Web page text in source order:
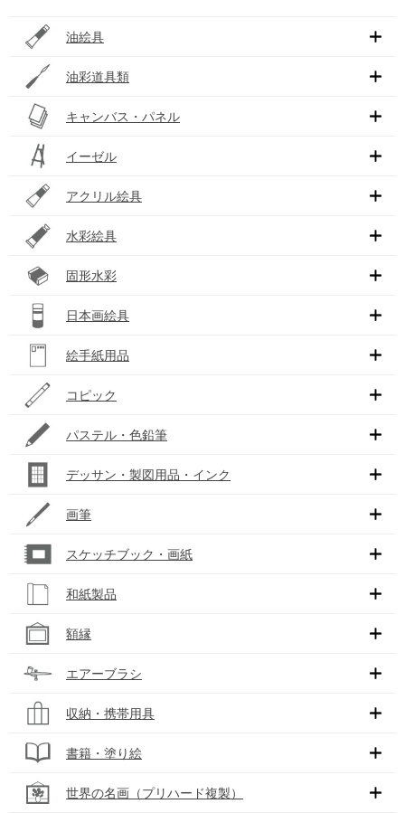
油絵具
油彩道具類
キャンバス・パネル
イーゼル
アクリル絵具
水彩絵具
固形水彩
日本画絵具
絵手紙用品
コピック
パステル・色鉛筆
デッサン・製図用品・インク
画筆
スケッチブック・画紙
和紙製品
額縁
エアーブラシ
収納・携帯用具
書籍・塗り絵
世界の名画（プリハード複製）